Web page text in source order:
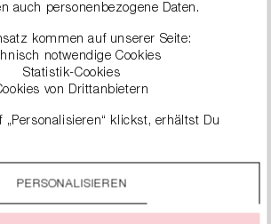
JERSEY
99,99 €
auch personenbezogene Daten.
kommen auf unserer Seite:
notwendige Cookies
Statistik-Cookies
von Drittanbietern
„Personalisieren“ klickst, erhältst Du
auf das Auswahlfeld „Alle akzeptieren“
aller Cookies zu, die unter
PERSONALISIEREN